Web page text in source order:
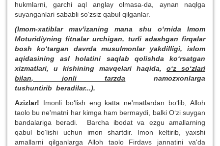
hukmlarni, garchi aql anglay olmasa-da, aynan naqlga
suyanganlari sababli so‘zsiz qabul qilganlar.
(Imom-xatiblar mav'izaning mana shu o‘rnida
Imom
Moturidiyning fitnalar urchigan, turli adashgan firqalar
bosh ko‘targan davrda musulmonlar yakdilligi, islom
aqidasining asl holatini saqlab qolishda ko‘rsatgan
xizmatlari, u kishining mavqelari haqida,
o‘z so‘zlari
bilan, jonli tarzda
namozxonlarga
tushuntirib beradilar...).
Azizlar!
Imonli bo‘lish eng katta ne'matlardan bo‘lib, Alloh
taolo bu ne'matni har kimga ham bermaydi, balki O‘zi suygan
bandalariga beradi. Barcha ibodat va ezgu amallarning
qabul bo‘lishi uchun imon shartdir. Imon keltirib, yaxshi
amallarni qilganlarga Alloh taolo Firdavs jannatini va'da